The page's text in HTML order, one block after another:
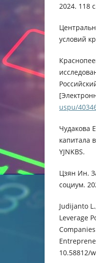
2024. 118
условий
uspu/
Чудакова
капитала
YJNKBS.
Цзян Ин.
социум.
Judijanto
Leverage
10.58812/